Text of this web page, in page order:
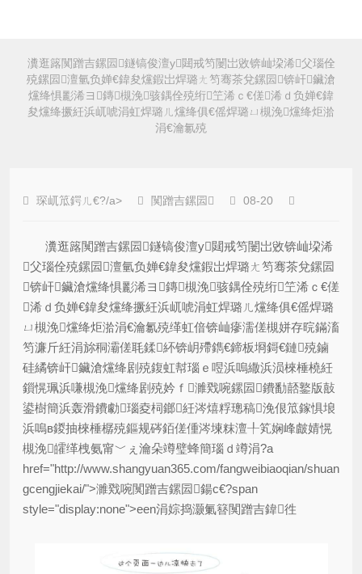
瀵逛簬闃蹭吉鏍囩鐩镐俊澶у閮戒笉闄岀敓锛屾垜浠父瑙佺
殑鏍囩澶氫负婵€鍏夋爣鍜岀焊璐ㄤ笉骞茶兌鏍囩锛屽鑶滄
爣绛惧彲浠ヨ鏄槻浼骇鍝佺殑绗笁浠ｃ€傞浠ｄ负婵€鍏
夋爣绛撅紝浜屼唬涓虹焊璐ㄦ爣绛俱€傜焊璐ㄩ槻浼爣绛炬湁
涓€瀹氱殑
琛屼笟鍔ㄦ€?/a> 闃蹭吉鏍囩 08-20
瀵逛簬闃蹭吉鏍囩鐩镐俊澶у閮戒笉闄岀敓锛屾垜浠
父瑙佺殑鏍囩澶氫负婵€鍏夋爣鍜岀焊璐ㄤ笉骞茶兌鏍囩
锛屽鑶滄爣绛惧彲浠ヨ鏄槻浼骇鍝佺殑绗笁浠ｃ€傞
浠ｄ负婵€鍏夋爣绛撅紝浜屼唬涓虹焊璐ㄦ爣绛俱€傜焊璐
ㄩ槻浼爣绛炬湁涓€瀹氱殑缂虹偣锛屾瘮濡傞槻姘存晥鏋滀
笉濂斤紝涓旀秱灞傞毦鍒紑锛岄殢鐫€鍗板埛鎶€鏈殑鏀
硅繘锛屽鑶滄爣绛剧殑鍑虹幇瑙ｅ喅浜嗚繖浜涢棶棰橈紝
鎻愰珮浜嗛槻浼爣绛剧殑妗ｆ濉戣啘鏍囩鐨勫嚭鐜版敼
鍙樹簡浜轰滑鐨勮瑙夌柌鎯紝涔熺粰璁稿浼佷笟鎵惧埌
浜嗚в鍐抽棶棰樼殑鏂规硶銆傞偅涔堜粖澶╀笂娴峰皻婧愰
槻浼皬缂栧氨甯﹀ぇ瀹朵竴璧蜂簡瑙ｄ竴涓?a
href="http://www.shangyuan365.com/fangweibiaoqian/shuan
gcengjiekai/">濉戣啘闃蹭吉鏍囩鍚с€?span
style="display:none">een涓婃捣灏氭簮闃蹭吉鍏徃